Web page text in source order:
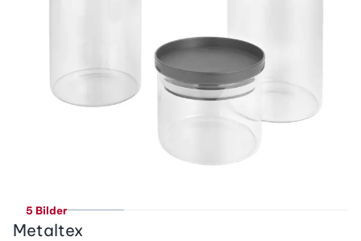
5 Bilder
Metaltex